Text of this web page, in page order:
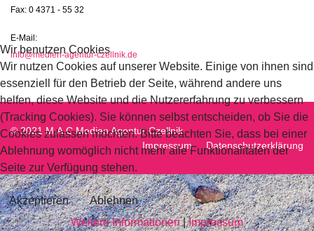
Fax: 0 4371 - 55 32
E-Mail:
info@medien-agentur-czellnik.de
© 2021 M.A.C Medien Agentur Czellnik
Impressum
Datenschutzerklärung
Wir benutzen Cookies
Wir nutzen Cookies auf unserer Website. Einige von ihnen sind
essenziell für den Betrieb der Seite, während andere uns
helfen, diese Website und die Nutzererfahrung zu verbessern
(Tracking Cookies). Sie können selbst entscheiden, ob Sie die
Cookies zulassen möchten. Bitte beachten Sie, dass bei einer
Ablehnung womöglich nicht mehr alle Funktionalitäten der
Seite zur Verfügung stehen.
Akzeptieren
Ablehnen
Weitere Informationen|Impressum